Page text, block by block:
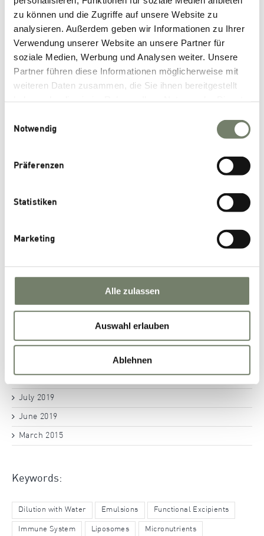
zu können und die Zugriffe auf unsere Website zu
analysieren. Außerdem geben wir Informationen zu Ihrer
Verwendung unserer Website an unsere Partner für
soziale Medien, Werbung und Analysen weiter. Unsere
Partner führen diese Informationen möglicherweise mit
weiteren Daten zusammen, die Sie ihnen bereitgestellt
Notwendig
Präferenzen
Statistiken
Marketing
Alle zulassen
Auswahl erlauben
Ablehnen
June 2024
January 2024
November 2023
October 2023
November 2022
September 2022
January 2022
November 2021
September 2020
May 2020
July 2019
June 2019
March 2015
Keywords:
Dilution with Water Emulsions Functional Excipients
Immune System Liposomes Micronutrients